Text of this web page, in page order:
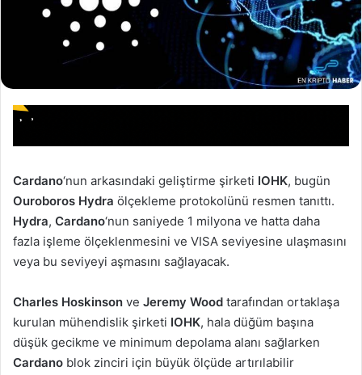
Cardano‘nun arkasındaki geliştirme şirketi IOHK, bugün
Ouroboros Hydra ölçekleme protokolünü resmen tanıttı.
Hydra, Cardano‘nun saniyede 1 milyona ve hatta daha
fazla işleme ölçeklenmesini ve VISA seviyesine ulaşmasını
veya bu seviyeyi aşmasını sağlayacak.
Charles Hoskinson ve Jeremy Wood tarafından ortaklaşa
kurulan mühendislik şirketi IOHK, hala düğüm başına
düşük gecikme ve minimum depolama alanı sağlarken
Cardano blok zinciri için büyük ölçüde artırılabilir